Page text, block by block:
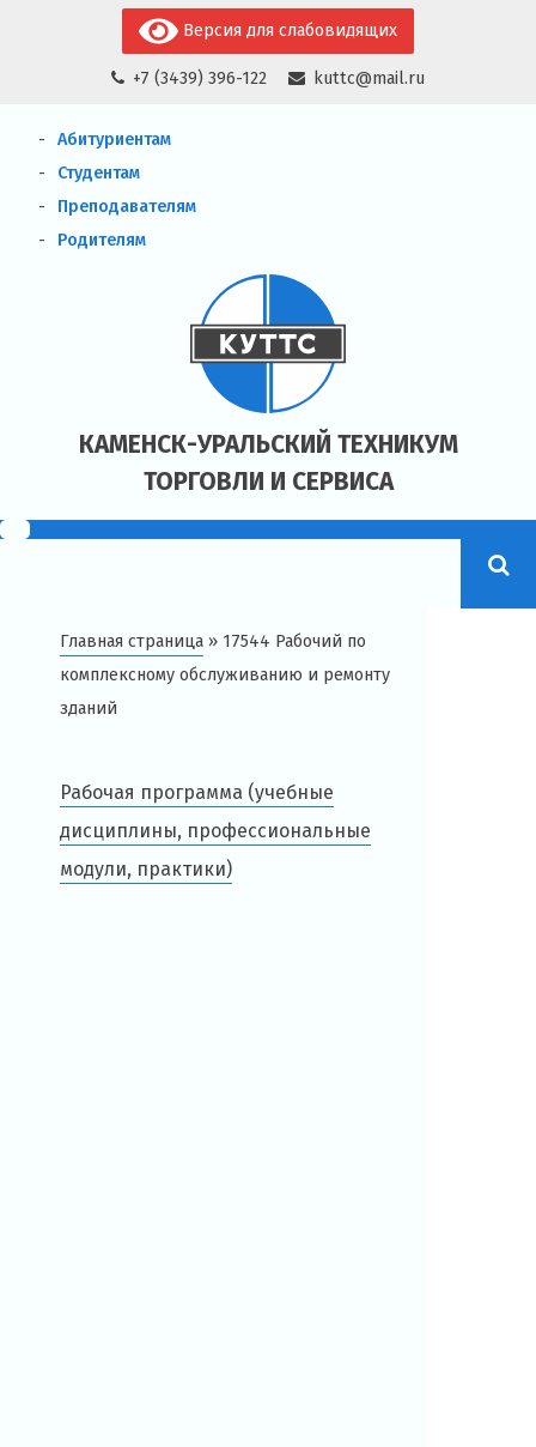
+7 (3439) 396-122 kuttc@mail.ru
Версия для слабовидящих
КАМЕНСК-УРАЛЬСКИЙ ТЕХНИКУМ
ТОРГОВЛИ И СЕРВИСА
Абитуриентам
Студентам
Преподавателям
Родителям
Главная страница » 17544 Рабочий по
комплексному обслуживанию и ремонту
зданий
Рабочая программа (учебные
дисциплины, профессиональные
модули, практики)